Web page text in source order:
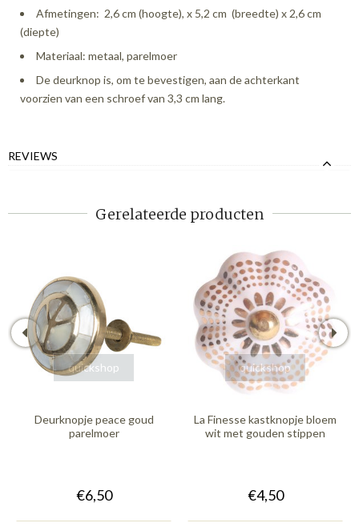
Afmetingen: 2,6 cm (hoogte), x 5,2 cm (breedte) x 2,6 cm
(diepte)
Materiaal: metaal, parelmoer
De deurknop is, om te bevestigen, aan de achterkant
voorzien van een schroef van 3,3 cm lang.
REVIEWS
Gerelateerde producten
quickshop
Deurknopje peace goud
parelmoer
€6,50
quickshop
La Finesse kastknopje bloem
wit met gouden stippen
€4,50